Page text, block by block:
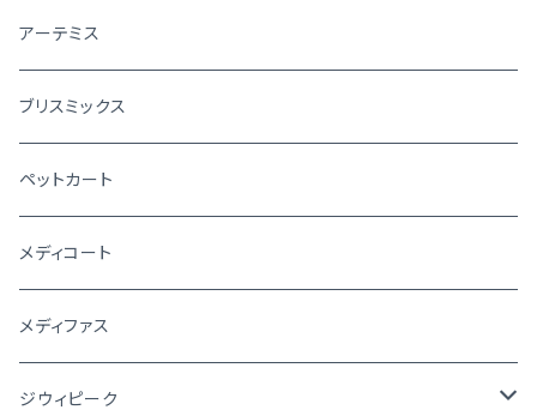
アーテミス
ブリスミックス
ペットカート
メディコート
メディファス
ジウィピーク